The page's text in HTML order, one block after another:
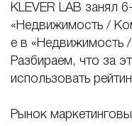
KLEVER LAB занял
«Недвижимость /
е в «Недвижимость
Разбираем, что за
использовать
Рынок